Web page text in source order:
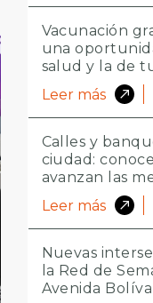
Vacunación
una
salud y la de
Leer más
Calles y
ciudad:
avanzan las
Leer más
Nuevas
la Red de
Avenida